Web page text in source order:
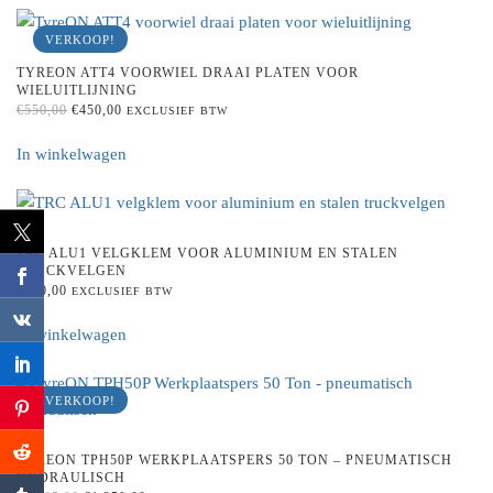
VERKOOP!
TYREON ATT4 VOORWIEL DRAAI PLATEN VOOR
WIELUITLIJNING
€550,00 ORIGINAL
€550,00.
€450,00 CURRENT
€450,00.
EXCLUSIEF BTW
In winkelwagen
TRC ALU1 VELGKLEM VOOR ALUMINIUM EN STALEN
TRUCKVELGEN
150,00 EXCLUSIEF BTW
In winkelwagen
VERKOOP!
TYREON TPH50P WERKPLAATSPERS 50 TON – PNEUMATISCH
HYDRAULISCH